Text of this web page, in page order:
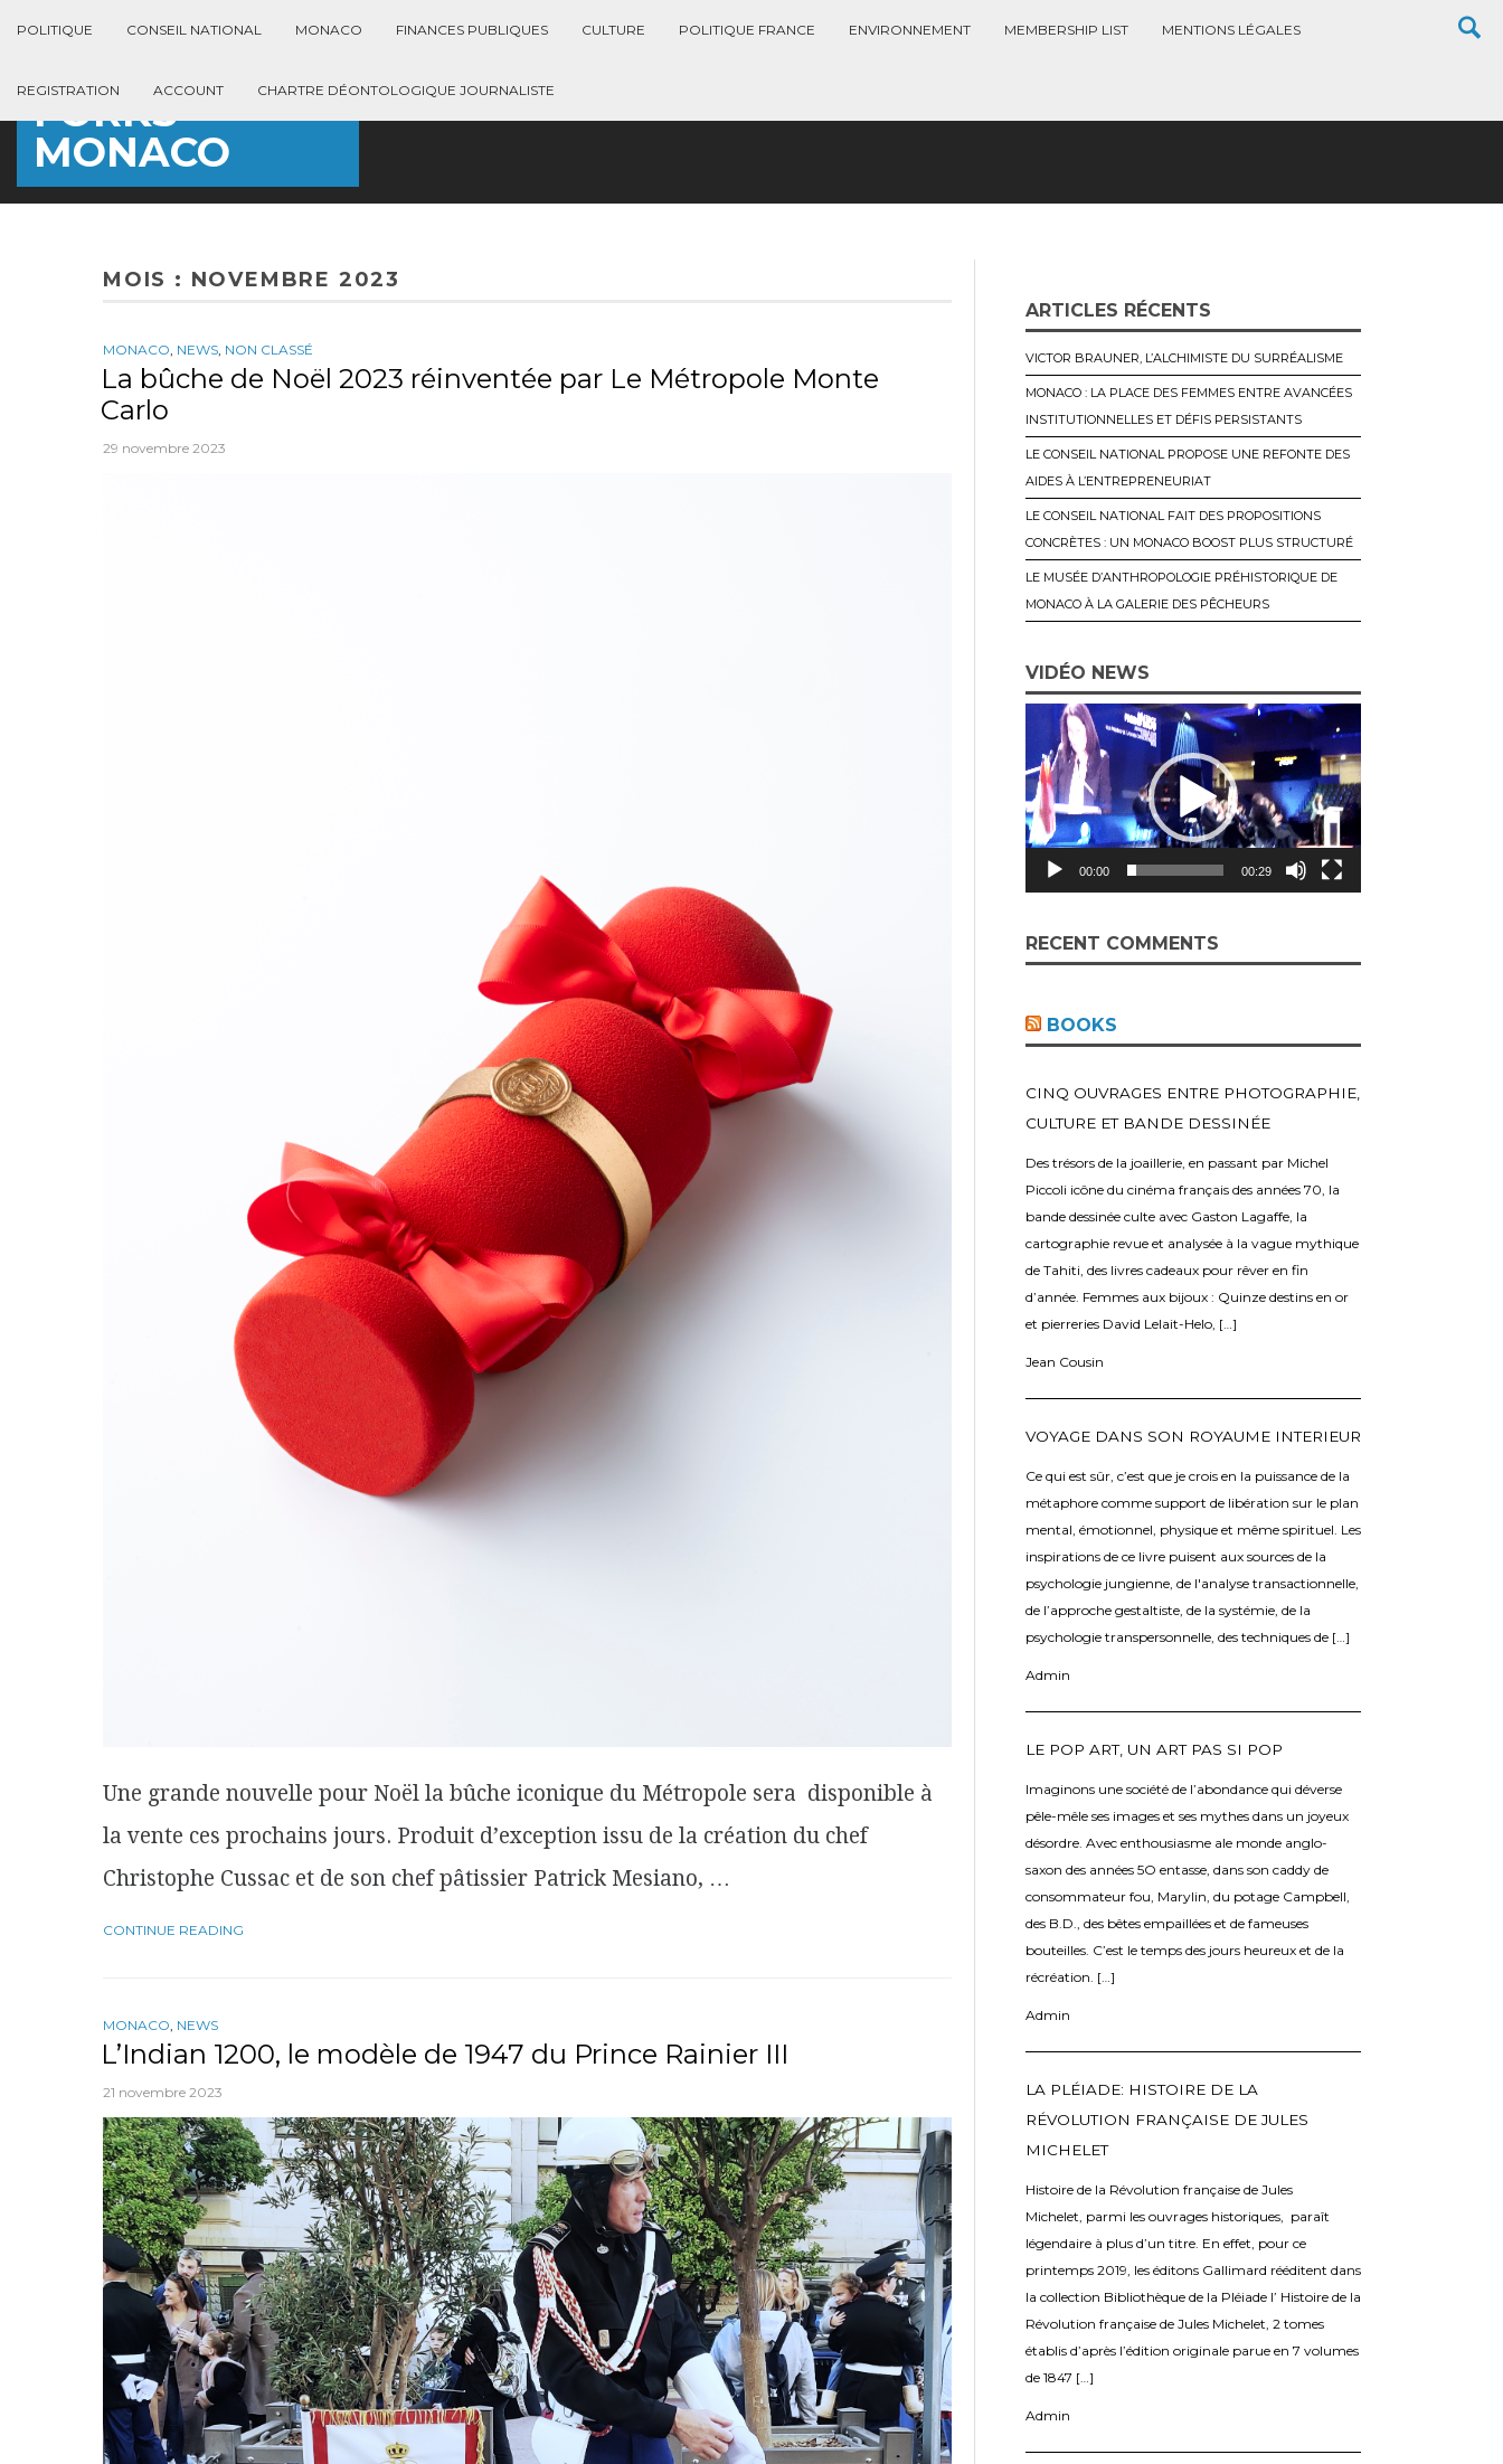
POLITIQUE CONSEIL NATIONAL MONACO FINANCES PUBLIQUES CULTURE POLITIQUE FRANCE ENVIRONNEMENT MEMBERSHIP LIST MENTIONS LÉGALES
REGISTRATION ACCOUNT CHARTRE DÉONTOLOGIQUE JOURNALISTE
FORKS
MONACO
MOIS : NOVEMBRE 2023
MONACO, NEWS, NON CLASSÉ
La bûche de Noël 2023 réinventée par Le Métropole Monte
Carlo
29 novembre 2023
Une grande nouvelle pour Noël la bûche iconique du Métropole sera disponible à
la vente ces prochains jours. Produit d’exception issu de la création du chef
Christophe Cussac et de son chef pâtissier Patrick Mesiano, …
CONTINUE READING
MONACO NEWS
L’Indian 1200, le modèle de 1947 du Prince Rainier III
21 novembre 2023
ARTICLES RÉCENTS
VICTOR BRAUNER, L’ALCHIMISTE DU SURRÉALISME
MONACO : LA PLACE DES FEMMES ENTRE AVANCÉES
INSTITUTIONNELLES ET DÉFIS PERSISTANTS
LE CONSEIL NATIONAL PROPOSE UNE REFONTE DES
AIDES À L’ENTREPRENEURIAT
LE CONSEIL NATIONAL FAIT DES PROPOSITIONS
CONCRÈTES : UN MONACO BOOST PLUS STRUCTURÉ
LE MUSÉE D’ANTHROPOLOGIE PRÉHISTORIQUE DE
MONACO À LA GALERIE DES PÊCHEURS
VIDÉO NEWS
c
t
e
u
00:00 00:29
RECENT COMMENTS
BOOKS
CINQ OUVRAGES ENTRE PHOTOGRAPHIE,
CULTURE ET BANDE DESSINÉE
Des trésors de la joaillerie, en passant par Michel
Piccoli icône du cinéma français des années 70, la
bande dessinée culte avec Gaston Lagaffe, la
cartographie revue et analysée à la vague mythique
de Tahiti, des livres cadeaux pour rêver en fin
d’année. Femmes aux bijoux : Quinze destins en or
et pierreries David Lelait-Helo, […]
Jean Cousin
VOYAGE DANS SON ROYAUME INTERIEUR
Ce qui est sûr, c’est que je crois en la puissance de la
métaphore comme support de libération sur le plan
mental, émotionnel, physique et même spirituel. Les
inspirations de ce livre puisent aux sources de la
psychologie jungienne, de l'analyse transactionnelle,
de l’approche gestaltiste, de la systémie, de la
psychologie transpersonnelle, des techniques de […]
Admin
LE POP ART, UN ART PAS SI POP
Imaginons une société de l’abondance qui déverse
pêle-mêle ses images et ses mythes dans un joyeux
désordre. Avec enthousiasme ale monde anglo-
saxon des années 5O entasse, dans son caddy de
consommateur fou, Marylin, du potage Campbell,
des B.D., des bêtes empaillées et de fameuses
bouteilles. C’est le temps des jours heureux et de la
récréation. […]
Admin
LA PLÉIADE: HISTOIRE DE LA
RÉVOLUTION FRANÇAISE DE JULES
MICHELET
Histoire de la Révolution française de Jules
Michelet, parmi les ouvrages historiques, paraît
légendaire à plus d’un titre. En effet, pour ce
printemps 2019, les éditons Gallimard rééditent dans
la collection Bibliothèque de la Pléiade l’ Histoire de la
Révolution française de Jules Michelet, 2 tomes
établis d’après l’édition originale parue en 7 volumes
de 1847 […]
Admin